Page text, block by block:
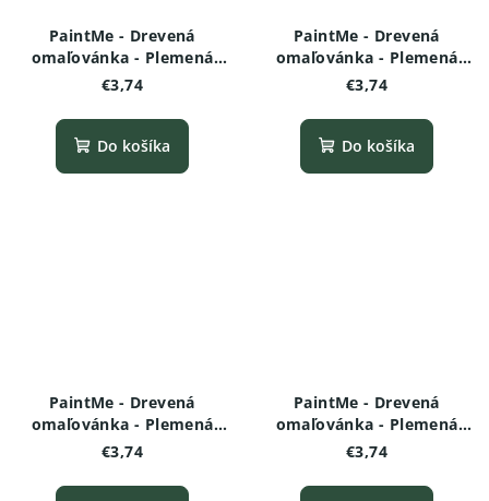
PaintMe - Drevená
omaľovánka - Plemená
psov -Dalmatínec
€3,74
Do košíka
PaintMe - Drevená
omaľovánka - Plemená
psov - Český teriér
€3,74
Do košíka
PaintMe - Drevená
omaľovánka - Plemená
psov -Nemecký ovčiak
€3,74
PaintMe - Drevená
omaľovánka - Plemená
psov - Maltézsky psík
€3,74